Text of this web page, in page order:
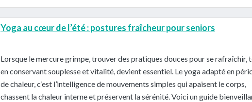
Yoga au cœur de l’été : postures fraîcheur pour seniors
Lorsque le mercure grimpe, trouver des pratiques douces pour se rafraîchir,
en conservant souplesse et vitalité, devient essentiel. Le yoga adapté en
de chaleur, c’est l’intelligence de mouvements simples qui apaisent le corps,
chassent la chaleur interne et préservent la sérénité. Voici un guide